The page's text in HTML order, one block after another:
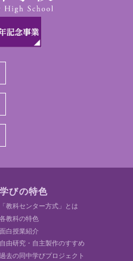
学びの特色
「教科センター方式」とは
各教科の特色
面白授業紹介
自由研究・自主製作のすすめ
過去の同中学びプロジェクト